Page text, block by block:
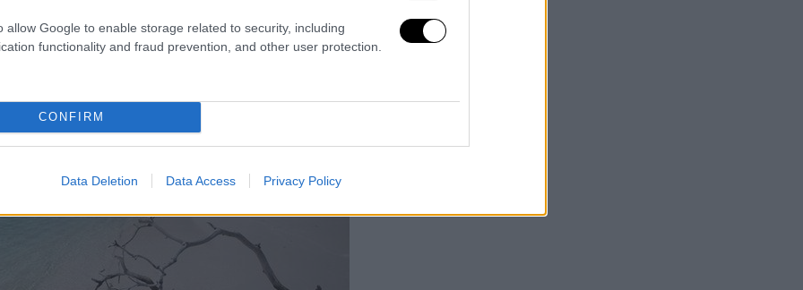
allow Google to enable storage related to security, including
functionality and fraud prevention, and other user protection.
CONFIRM
Data Deletion Data Access Privacy Policy